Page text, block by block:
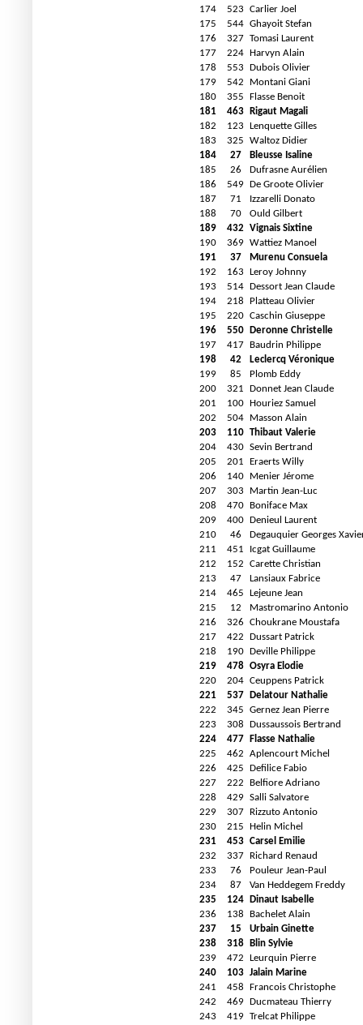
174
523
Carlier Joel
175
544 Ghayoit Stefan
176
327 Tomasi Laurent
177
224
Harvyn Alain
178
553
Dubois Olivier
179
542
Montani Giani
180
355
Flasse Benoit
181
463
Rigaut Magali
182
123
Lenquette Gilles
183
325
Waltoz Didier
184
27
Bleusse Isaline
185
26
Dufrasne Aurélien
186
549
De Groote Olivier
187
71
Izzarelli Donato
188
70
Ould Gilbert
189
432 Vignais Sixtine
190
369 Wattiez Manoel
191
37
Murenu Consuela
192
163
Leroy Johnny
193
514
Dessort Jean Claude
194
218
Platteau Olivier
195
220 Caschin Giuseppe
196
550
Deronne Christelle
197
417
Baudrin Philippe
198
42
Leclercq Véronique
199
85
Plomb Eddy
200
321
Donnet Jean Claude
201
100
Houriez Samuel
202
504
Masson Alain
203
110 Thibaut Valerie
204
430 Sevin Bertrand
205
201
Eraerts Willy
206
140
Menier Jérome
207
303
Martin Jean-Luc
208
470
Boniface Max
209
400
Denieul Laurent
210
46
Degauquier Georges
211
451
Icgat Guillaume
212
152
Carette Christian
213
47
Lansiaux Fabrice
214
465
Lejeune Jean
215
12
Mastromarino Antonio
216
326
Choukrane Moustafa
217
422
Dussart Patrick
218
190
Deville Philippe
219
478 Osyra Elodie
220
204 Ceuppens Patrick
221
537
Delatour Nathalie
222
345
Gernez Jean Pierre
223
308
Dussaussois Bertrand
224
477
Flasse Nathalie
225
462
Aplencourt Michel
226
425
Defilice Fabio
227
222
Belfiore Adriano
228
429 Salli Salvatore
229
307
Rizzuto Antonio
230
215
Helin Michel
231
453 Carsel Emilie
232
337
Richard Renaud
233
76
Pouleur Jean-Paul
234
87
Van Heddegem Freddy
235
124
Dinaut Isabelle
236
138
Bachelet Alain
237
15
Urbain Ginette
238
318
Blin Sylvie
239
472
Leurquin Pierre
240
103 Jalain Marine
241
458
Francois Christophe
242
469
Ducmateau Thierry
243
419 Trelcat Philippe